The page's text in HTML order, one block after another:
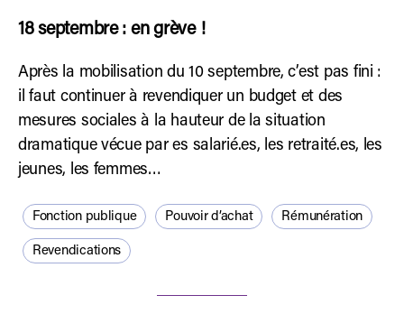
18 septembre : en grève !
Après la mobilisation du 10 septembre, c’est pas fini :
il faut continuer à revendiquer un budget et des
mesures sociales à la hauteur de la situation
dramatique vécue par es salarié.es, les retraité.es, les
jeunes, les femmes…
Fonction publique Pouvoir d’achat Rémunération
Revendications